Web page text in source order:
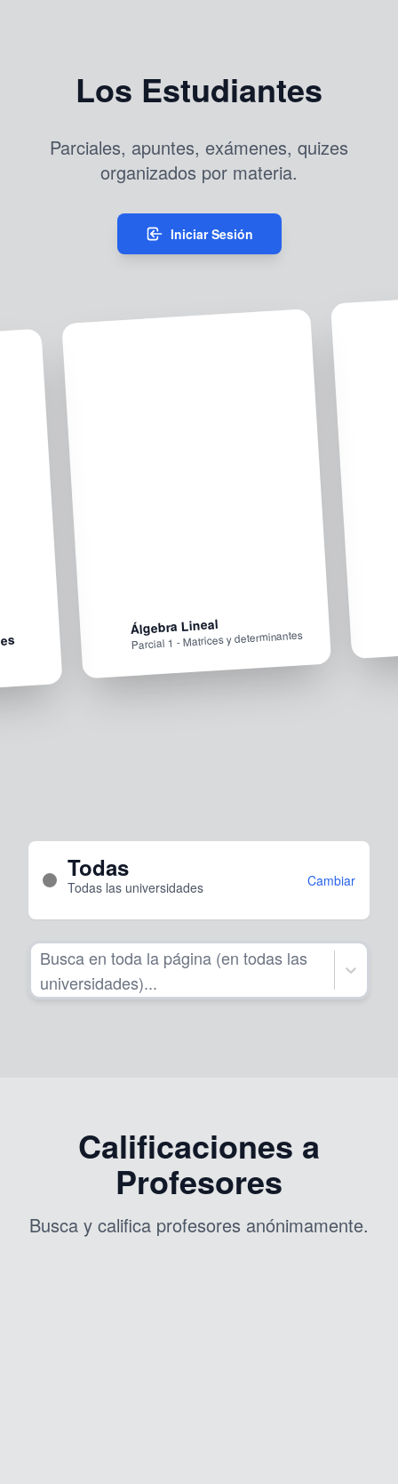
Los Estudiantes
Parciales, apuntes, exámenes, quizes
organizados por materia.
Iniciar Sesión
Álgebra Lineal
Parcial 1 - Matrices y determinantes
Todas
Todas las universidades Cambiar
Busca en toda la página (en todas las
universidades)...
Calificaciones a
Profesores
Busca y califica profesores anónimamente.